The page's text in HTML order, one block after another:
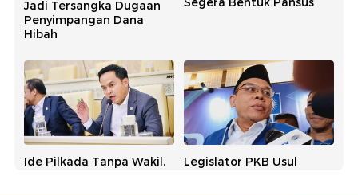
Jadi Tersangka Dugaan
Penyimpangan Dana
Hibah
Ide Pilkada Tanpa Wakil,
Legislator PKB Usul